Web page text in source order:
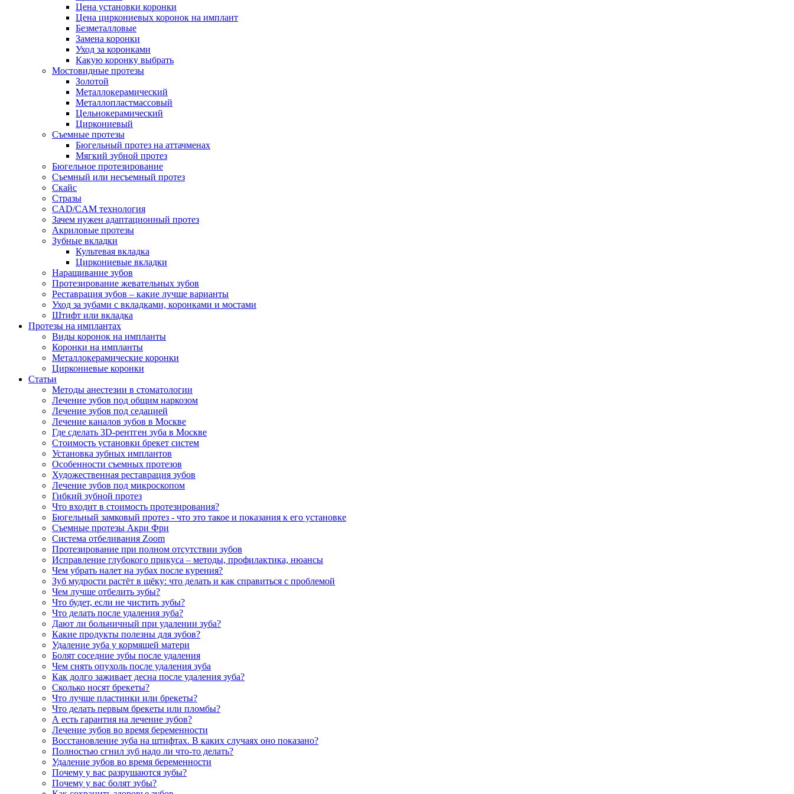
Цена установки коронки
Цена циркониевых коронок на имплант
Безметалловые
Замена коронки
Уход за коронками
Какую коронку выбрать
Мостовидные протезы
Золотой
Металлокерамический
Металлопластмассовый
Цельнокерамический
Циркониевый
Съемные протезы
Бюгельный протез на аттачменах
Мягкий зубной протез
Бюгельное протезирование
Съемный или несъемный протез
Скайс
Стразы
CAD/CAM технология
Зачем нужен адаптационный протез
Акриловые протезы
Зубные вкладки
Культевая вкладка
Циркониевые вкладки
Наращивание зубов
Протезирование жевательных зубов
Реставрация зубов – какие лучше варианты
Уход за зубами с вкладками, коронками и мостами
Штифт или вкладка
Протезы на имплантах
Виды коронок на импланты
Коронки на импланты
Металлокерамические коронки
Циркониевые коронки
Статьи
Методы анестезии в стоматологии
Лечение зубов под общим наркозом
Лечение зубов под седацией
Лечение каналов зубов в Москве
Где сделать 3D-рентген зуба в Москве
Стоимость установки брекет систем
Установка зубных имплантов
Особенности съемных протезов
Художественная реставрация зубов
Лечение зубов под микроскопом
Гибкий зубной протез
Что входит в стоимость протезирования?
Бюгельный замковый протез - что это такое и показания к его установке
Съемные протезы Акри Фри
Система отбеливания Zoom
Протезирование при полном отсутствии зубов
Исправление глубокого прикуса – методы, профилактика, нюансы
Чем убрать налет на зубах после курения?
Зуб мудрости растёт в щёку: что делать и как справиться с проблемой
Чем лучше отбелить зубы?
Что будет, если не чистить зубы?
Что делать после удаления зуба?
Дают ли больничный при удалении зуба?
Какие продукты полезны для зубов?
Удаление зуба у кормящей матери
Болят соседние зубы после удаления
Чем снять опухоль после удаления зуба
Как долго заживает десна после удаления зуба?
Сколько носят брекеты?
Что лучше пластинки или брекеты?
Что делать первым брекеты или пломбы?
А есть гарантия на лечение зубов?
Лечение зубов во время беременности
Восстановление зуба на штифтах. В каких случаях оно показано?
Полностью сгнил зуб надо ли что-то делать?
Удаление зубов во время беременности
Почему у вас разрушаются зубы?
Почему у вас болят зубы?